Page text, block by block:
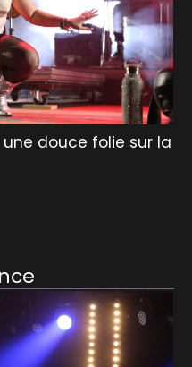
douce folie sur la